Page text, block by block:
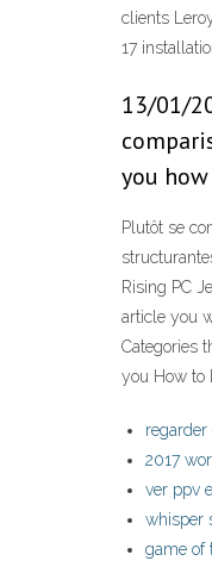
clients
17
13/01/
you
Plutôt se
Rising PC
article you
Categories
you How to
2017
ver ppv
whisper
game of